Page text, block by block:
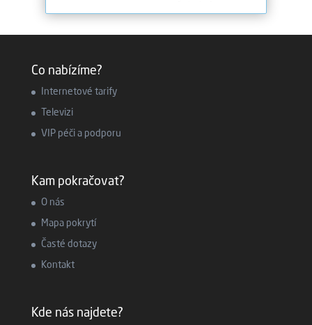
Co nabízíme?
Internetové tarify
Televizi
VIP péči a podporu
Kam pokračovat?
O nás
Mapa pokrytí
Časté dotazy
Kontakt
Kde nás najdete?